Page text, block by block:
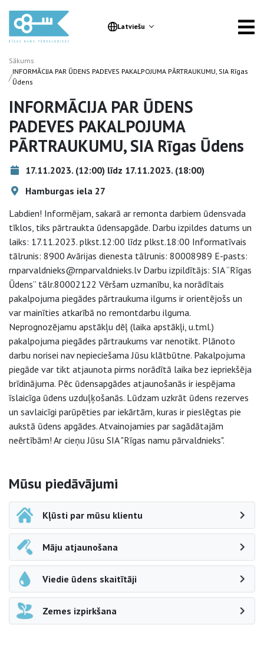
Latviešu
Sākums
/INFORMĀCIJA PAR ŪDENS PADEVES PAKALPOJUMA PĀRTRAUKUMU, SIA Rīgas
Ūdens
INFORMĀCIJA PAR ŪDENS
PADEVES PAKALPOJUMA
PĀRTRAUKUMU, SIA Rīgas Ūdens
17.11.2023. (12:00) līdz 17.11.2023. (18:00)
Hamburgas iela 27
Labdien! Informējam, sakarā ar remonta darbiem ūdensvada
tīklos, tiks pārtraukta ūdensapgāde. Darbu izpildes datums un
laiks: 17.11.2023. plkst.12:00 līdz plkst.18:00 Informatīvais
tālrunis: 8900 Avārijas dienesta tālrunis: 80008989 E-pasts:
rnparvaldnieks@rnparvaldnieks.lv Darbu izpildītājs: SIA “Rīgas
Ūdens” tālr.80002122 Vēršam uzmanību, ka norādītais
pakalpojuma piegādes pārtraukuma ilgums ir orientējošs un
var mainīties atkarībā no remontdarbu ilguma.
Neprognozējamu apstākļu dēļ (laika apstākļi, u.tml.)
pakalpojuma piegādes pārtraukums var nenotikt. Plānoto
darbu norisei nav nepieciešama Jūsu klātbūtne. Pakalpojuma
piegāde var tikt atjaunota pirms norādītā laika bez iepriekšēja
brīdinājuma. Pēc ūdensapgādes atjaunošanās ir iespējama
īslaicīga ūdens uzduļķošanās. Lūdzam uzkrāt ūdens rezerves
un savlaicīgi parūpēties par iekārtām, kuras ir pieslēgtas pie
aukstā ūdens apgādes. Atvainojamies par sagādātajām
neērtībām! Ar cieņu Jūsu SIA "Rīgas namu pārvaldnieks".
Sāna navigācija
Mūsu piedāvājumi
Kļūsti par mūsu klientu
Māju atjaunošana
Viedie ūdens skaitītāji
Zemes izpirkšana